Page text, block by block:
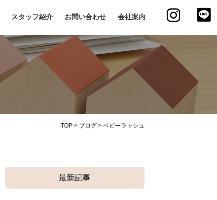
スタッフ紹介 お問い合わせ 会社案内
TOP > ブログ > ベビーラッシュ
最新記事